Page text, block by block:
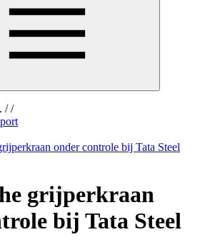
/ /
onder controle bij Tata Steel
grijperkraan
bij Tata Steel